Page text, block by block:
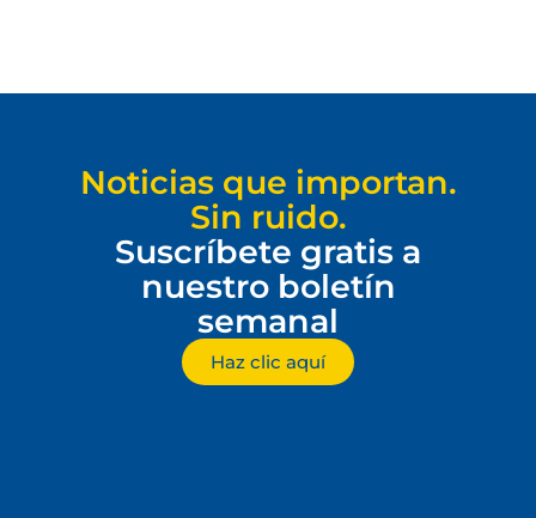
Noticias que importan.
Sin ruido.
Suscríbete gratis a
nuestro boletín
semanal
Haz clic aquí